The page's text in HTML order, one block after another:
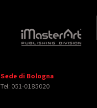
Sede di Bologna
Tel: 051-0185020